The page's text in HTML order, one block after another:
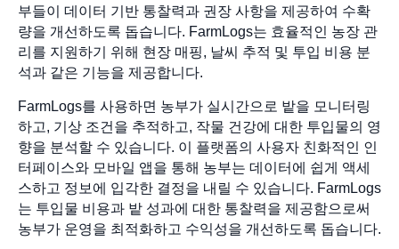
부들이 데이터 기반 통찰력과 권장 사항을 제공하여 수확
량을 개선하도록 돕습니다. FarmLogs는 효율적인 농장 관
리를 지원하기 위해 현장 매핑, 날씨 추적 및 투입 비용 분
석과 같은 기능을 제공합니다.
FarmLogs를 사용하면 농부가 실시간으로 밭을 모니터링
하고, 기상 조건을 추적하고, 작물 건강에 대한 투입물의 영
향을 분석할 수 있습니다. 이 플랫폼의 사용자 친화적인 인
터페이스와 모바일 앱을 통해 농부는 데이터에 쉽게 액세
스하고 정보에 입각한 결정을 내릴 수 있습니다. FarmLogs
는 투입물 비용과 밭 성과에 대한 통찰력을 제공함으로써
농부가 운영을 최적화하고 수익성을 개선하도록 돕습니다.